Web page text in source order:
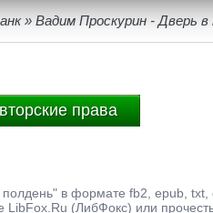
» Вадим Проскурин - Дверь в
права
полдень" в формате fb2, epub,
LibFox.Ru (ЛибФокс) или